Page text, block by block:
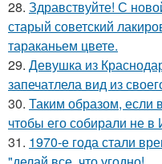
28. Здравствуйте! С
старый советский
тараканьем цвете.
29. Девушка из
запечатлела вид из
30. Таким образом, если
чтобы его собирали не в
31. 1970-е года стали